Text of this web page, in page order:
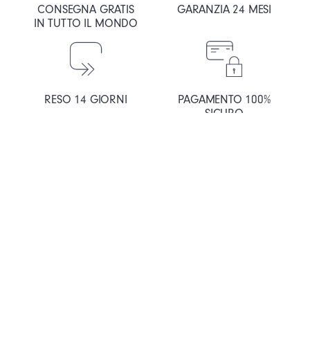
CONSEGNA GRATIS
IN TUTTO IL MONDO
GARANZIA 24 MESI
RESO 14 GIORNI
PAGAMENTO 100%
SICURO